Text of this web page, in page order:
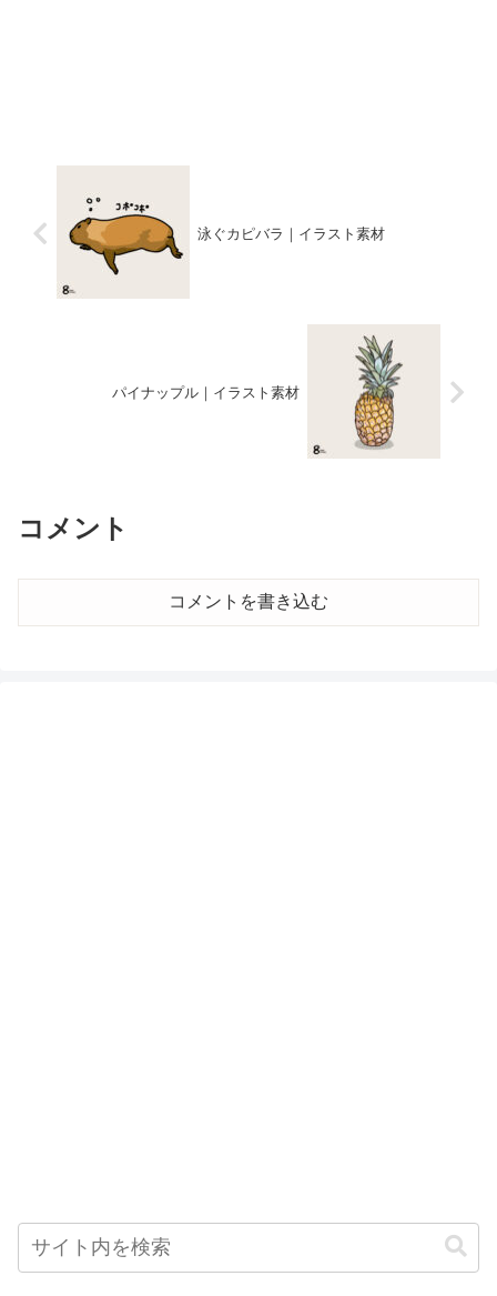
泳ぐカピバラ｜イラスト素材
パイナップル｜イラスト素材
コメント
コメントを書き込む